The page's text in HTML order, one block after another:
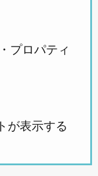
プロパティ
表示する